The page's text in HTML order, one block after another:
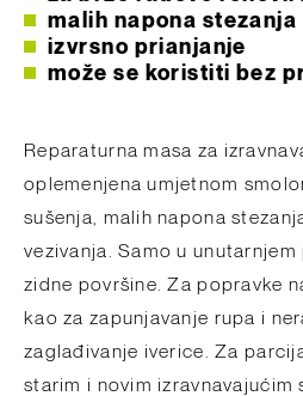
malih napona stezanja
izvrsno prianjanje
može se koristiti bez
Reparaturna masa za
oplemenjena umjetnom
sušenja, malih napona
vezivanja. Samo u
zidne površine. Za popravke
kao za zapunjavanje rupa i
zaglađivanje iverice. Za
starim i novim izravnavajućim